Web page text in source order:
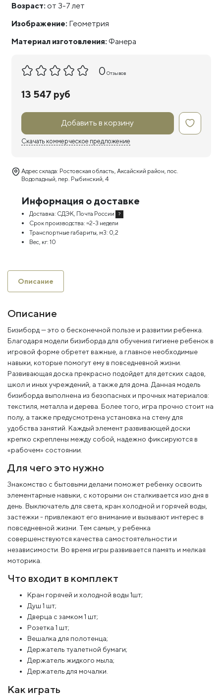
Возраст: от 3-7 лет
Изображение: Геометрия
Материал изготовления: Фанера
0 Отзывов
13 547 руб
Добавить в корзину
Скачать коммерческое предложение
Адрес склада: Ростовская область, Аксайский район, пос.
Водопадный, пер. Рыбинский, 4
Информация о доставке
Доставка: СДЭК, Почта России ?
Срок производства: ≈2-3 недели
Транспортные габариты, м3: 0,2
Вес, кг: 10
Описание
Описание
Бизиборд — это о бесконечной пользе и развитии ребенка.
Благодаря модели бизиборда для обучения гигиене ребенок в
игровой форме обретет важные, а главное необходимые
навыки, которые помогут ему в повседневной жизни.
Развивающая доска прекрасно подойдет для детских садов,
школ и иных учреждений, а также для дома. Данная модель
бизиборда выполнена из безопасных и прочных материалов:
текстиля, металла и дерева. Более того, игра прочно стоит на
полу, а также предусмотрена установка на стену для
удобства занятий. Каждый элемент развивающей доски
крепко скреплены между собой, надежно фиксируются в
«рабочем» состоянии.
Для чего это нужно
Знакомство с бытовыми делами поможет ребенку освоить
элементарные навыки, с которыми он сталкивается изо дня в
день. Выключатель для света, кран холодной и горячей воды,
застежки - привлекают его внимание и вызывают интерес в
повседневной жизни. Тем самым, у ребенка
совершенствуются качества самостоятельности и
независимости. Во время игры развивается память и мелкая
моторика.
Что входит в комплект
Кран горячей и холодной воды 1шт;
Душ 1 шт;
Дверца с замком 1 шт;
Розетка 1 шт;
Вешалка для полотенца;
Держатель туалетной бумаги;
Держатель жидкого мыла;
Держатель для мочалки.
Как играть